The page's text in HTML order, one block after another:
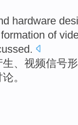
hardware
formation of
.
生、 视频信号
。